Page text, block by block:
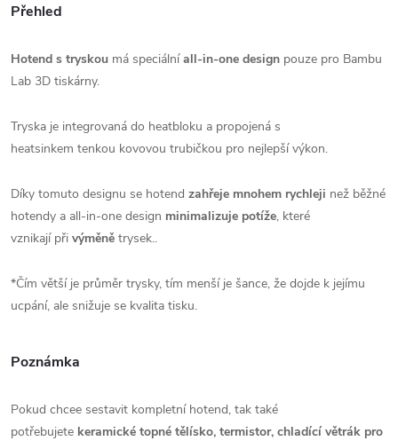
Přehled
Hotend s tryskou má speciálníall-in-one design pouze pro Bambu
Lab 3D tiskárny.
Tryska je integrovaná do heatbloku a propojená s
heatsinkem tenkou kovovou trubičkou pro nejlepší výkon.
Díky tomuto designu se hotend zahřeje mnohem rychleji než běžné
hotendy a all-in-one design minimalizuje potíže, které
vznikají při výměně trysek..
*Čím větší je průměr trysky, tím menší je šance, že dojde k jejímu
ucpání, ale snižuje se kvalita tisku.
Poznámka
Pokud chcee sestavit kompletní hotend, tak také
potřebujete keramické topné tělísko, termistor, chladící větrák pro